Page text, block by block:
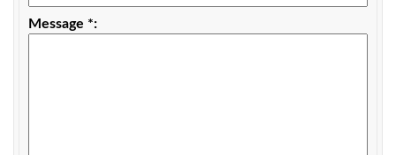
Message *